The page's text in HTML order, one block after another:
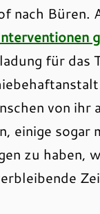
nach Büren.
für das
von ihr
einige sogar
zu haben,